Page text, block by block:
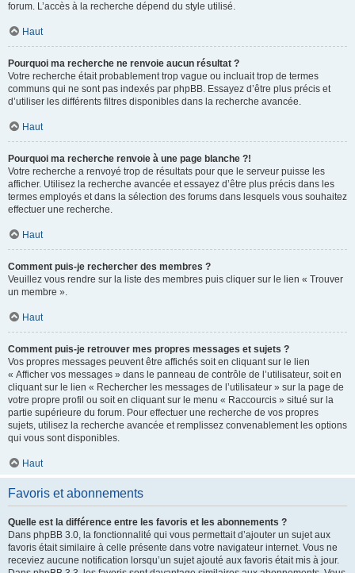
forum. L’accès à la recherche dépend du style utilisé.
Haut
Pourquoi ma recherche ne renvoie aucun résultat ?
Votre recherche était probablement trop vague ou incluait trop de termes
communs qui ne sont pas indexés par phpBB. Essayez d’être plus précis et
d’utiliser les différents filtres disponibles dans la recherche avancée.
Haut
Pourquoi ma recherche renvoie à une page blanche ?!
Votre recherche a renvoyé trop de résultats pour que le serveur puisse les
afficher. Utilisez la recherche avancée et essayez d’être plus précis dans les
termes employés et dans la sélection des forums dans lesquels vous souhaitez
effectuer une recherche.
Haut
Comment puis-je rechercher des membres ?
Veuillez vous rendre sur la liste des membres puis cliquer sur le lien « Trouver
un membre ».
Haut
Comment puis-je retrouver mes propres messages et sujets ?
Vos propres messages peuvent être affichés soit en cliquant sur le lien
« Afficher vos messages » dans le panneau de contrôle de l’utilisateur, soit en
cliquant sur le lien « Rechercher les messages de l’utilisateur » sur la page de
votre propre profil ou soit en cliquant sur le menu « Raccourcis » situé sur la
partie supérieure du forum. Pour effectuer une recherche de vos propres
sujets, utilisez la recherche avancée et remplissez convenablement les options
qui vous sont disponibles.
Haut
Favoris et abonnements
Quelle est la différence entre les favoris et les abonnements ?
Dans phpBB 3.0, la fonctionnalité qui vous permettait d’ajouter un sujet aux
favoris était similaire à celle présente dans votre navigateur internet. Vous ne
receviez aucune notification lorsqu’un sujet ajouté aux favoris était mis à jour.